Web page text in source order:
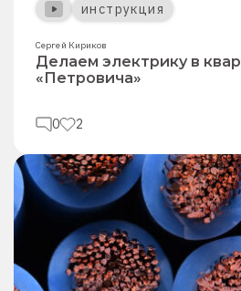
инструкция
Сергей Кириков
Делаем электрику в
«Петровича»
0 2